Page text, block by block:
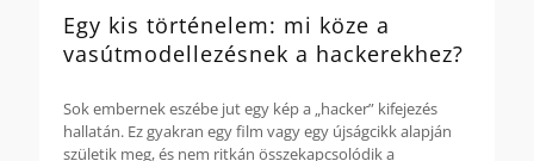
Egy kis történelem: mi köze a
vasútmodellezésnek a hackerekhez?
Sok embernek eszébe jut egy kép a „hacker” kifejezés
hallatán. Ez gyakran egy film vagy egy újságcikk alapján
születik meg, és nem ritkán összekapcsolódik a